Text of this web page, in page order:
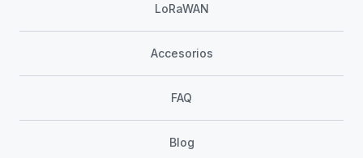
LoRaWAN
Accesorios
FAQ
Blog